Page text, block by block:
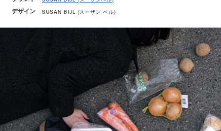
デザイン SUSAN BIJL (スーザン ベル)